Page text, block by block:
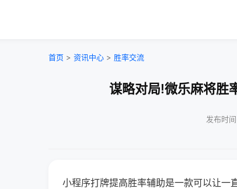
首页 > 资讯中心 > 胜率交流
谋略对局!微乐麻将胜
发布时
小程序打牌提高胜率辅助是一款可以让一